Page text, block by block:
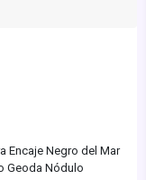
Encaje Negro del Mar
Geoda Nódulo